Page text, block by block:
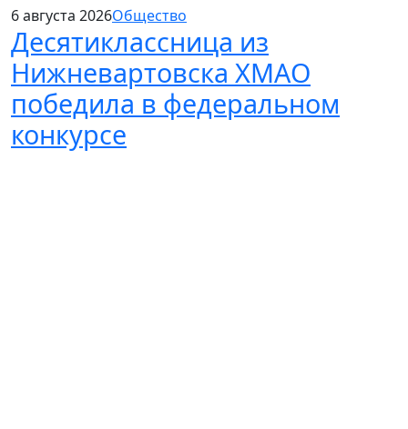
6 августа 2026Общество
Десятиклассница из
Нижневартовска ХМАО
победила в федеральном
конкурсе